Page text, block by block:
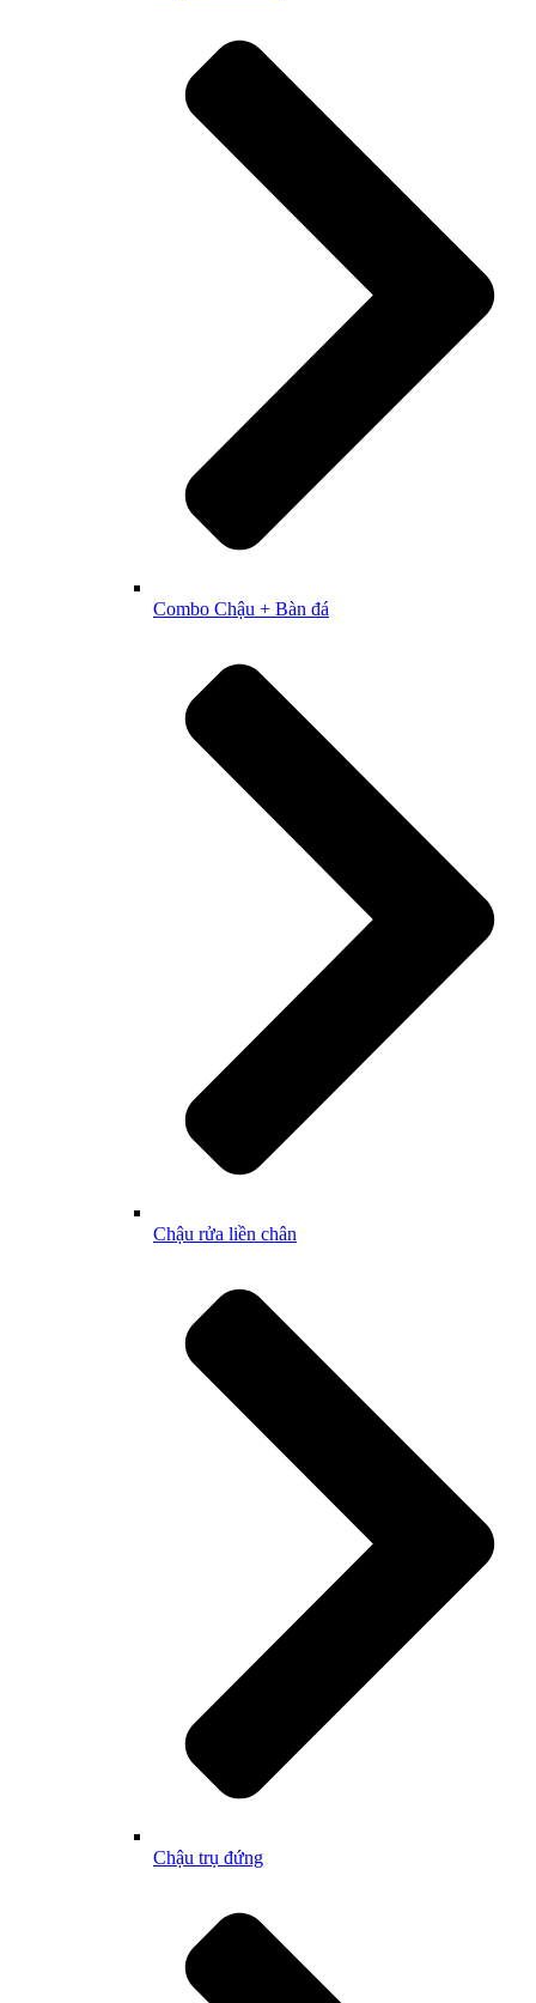
Combo Chậu + Bàn đá
Chậu rửa liền chân
Chậu trụ đứng